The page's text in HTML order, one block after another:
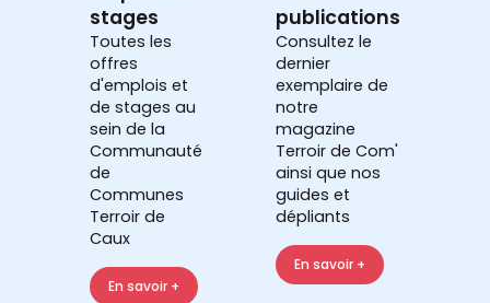
stages
Toutes les
offres
d'emplois et
de stages au
sein de la
Communauté
de
Communes
Terroir de
Caux
En savoir +
publications
Consultez le
dernier
exemplaire de
notre
magazine
Terroir de Com'
ainsi que nos
guides et
dépliants
En savoir +